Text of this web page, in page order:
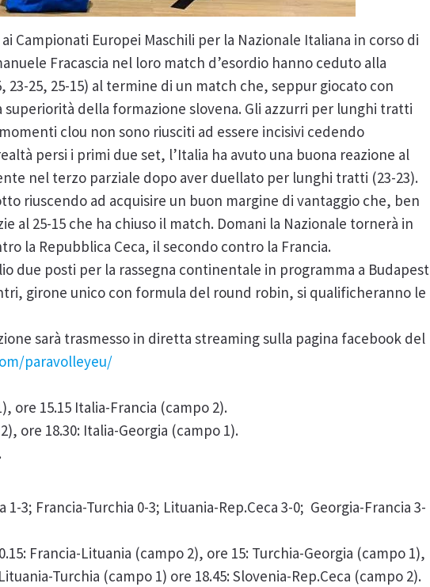
Campionati Europei Maschili per la Nazionale Italiana in corso di
Fracascia nel loro match d’esordio hanno ceduto alla
23-25, 25-15) al termine di un match che, seppur giocato con
della formazione slovena. Gli azzurri per lunghi tratti
clou non sono riusciti ad essere incisivi cedendo
persi i primi due set, l’Italia ha avuto una buona reazione al
nel terzo parziale dopo aver duellato per lunghi tratti (23-23).
riuscendo ad acquisire un buon margine di vantaggio che, ben
al 25-15 che ha chiuso il match. Domani la Nazionale tornerà in
la Repubblica Ceca, il secondo contro la Francia.
due posti per la rassegna continentale in programma a Budapest
girone unico con formula del round robin, si qualificheranno le
sarà trasmesso in diretta streaming sulla pagina facebook del
paravolleyeu/
ore 15.15 Italia-Francia (campo 2).
ore 18.30: Italia-Georgia (campo 1).
1-3; Francia-Turchia 0-3; Lituania-Rep.Ceca 3-0; Georgia-Francia 3-
Francia-Lituania (campo 2), ore 15: Turchia-Georgia (campo 1),
Turchia (campo 1) ore 18.45: Slovenia-Rep.Ceca (campo 2).